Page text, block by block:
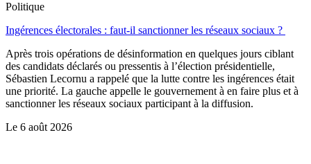
Politique
Ingérences électorales : faut-il sanctionner les réseaux sociaux ?
Après trois opérations de désinformation en quelques jours ciblant
des candidats déclarés ou pressentis à l’élection présidentielle,
Sébastien Lecornu a rappelé que la lutte contre les ingérences était
une priorité. La gauche appelle le gouvernement à en faire plus et à
sanctionner les réseaux sociaux participant à la diffusion.
Le 6 août 2026